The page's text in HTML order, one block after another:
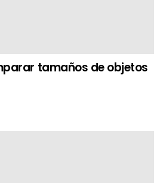
tamaños de objetos